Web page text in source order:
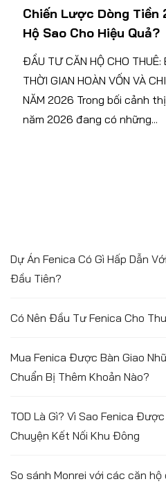
Chiến Lược Dòng Tiền
Hộ Sao Cho Hiệu Quả?
ĐẦU TƯ CĂN HỘ CHO THUÊ:
THỜI GIAN HOÀN VỐN VÀ
NĂM 2026 Trong bối cảnh
năm 2026 đang có những...
Dự Án Fenica Có Gì Hấp Dẫn
Đầu Tiên?
Có Nên Đầu Tư Fenica Cho
Mua Fenica Được Bàn Giao
Chuẩn Bị Thêm Khoản Nào?
TOD Là Gì? Vì Sao Fenica
Chuyện Kết Nối Khu Đông
So sánh Monrei với các căn